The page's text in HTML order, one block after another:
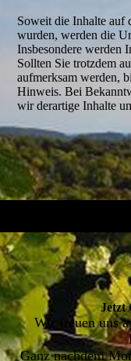
Soweit die Inhalte auf
wurden, werden die
Insbesondere werden
Sollten Sie trotzdem
aufmerksam werden,
Hinweis. Bei
wir derartige Inhalte
Jetzt
Wir freuen uns
Ganz nachdem